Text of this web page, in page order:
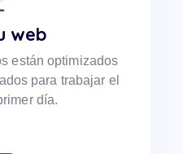
web
están optimizados
para trabajar el
día.